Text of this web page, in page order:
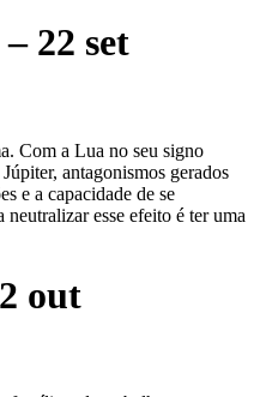
22 set
Com a Lua no seu signo
antagonismos gerados
e a capacidade de se
esse efeito é ter uma
out